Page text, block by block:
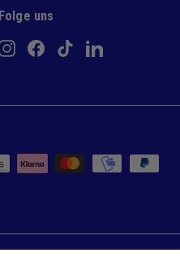
Folge uns
InstagramFacebookTikTokLinkedIn